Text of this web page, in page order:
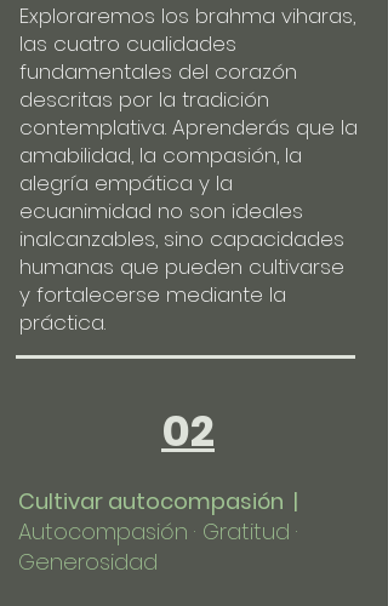
Exploraremos los brahma viharas,
las cuatro cualidades
fundamentales del corazón
descritas por la tradición
contemplativa. Aprenderás que la
amabilidad, la compasión, la
alegría empática y la
ecuanimidad no son ideales
inalcanzables, sino capacidades
humanas que pueden cultivarse
y fortalecerse mediante la
práctica.
02
Cultivar autocompasión |
Autocompasión · Gratitud ·
Generosidad